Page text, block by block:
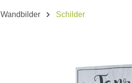
Wandbilder Schilder